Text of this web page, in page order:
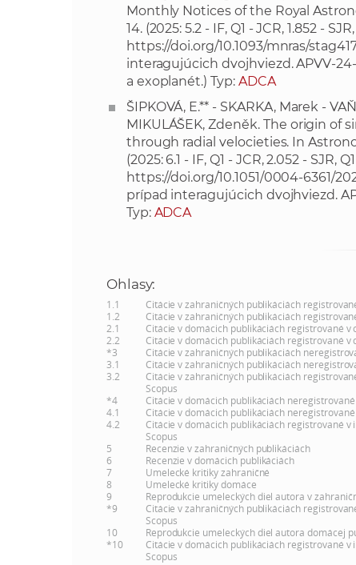
Monthly Notices of the Royal
14. (2025: 5.2 - IF, Q1 - JCR, 1.852 -
https://doi.org/10.1093/mnras/
interagujúcich dvojhviezd. APVV-
a exoplanét.) Typ: ADCA
ŠIPKOVÁ, E.** - SKARKA, Marek -
MIKULÁŠEK, Zdeněk. The origin of
through radial velocieties. In
(2025: 6.1 - IF, Q1 - JCR, 2.052 - SJR,
https://doi.org/10.1051/0004-6361/
prípad interagujúcich dvojhviezd.
Typ: ADCA
Ohlasy:
1.1
Citácie v zahraničných publikáciách
1.2
Citácie v zahraničných publikáciách
2.1
Citácie v domácich publikáciách registrované
2.2
Citácie v domácich publikáciách registrované v
*3
Citácie v zahraničných publikáciách
3.1
Citácie v zahraničných publikáciách
3.2
Citácie v zahraničných publikáciách
Scopus
*4
Citácie v domácich publikáciách
4.1
Citácie v domácich publikáciách
4.2
Citácie v domácich publikáciách registrované v
Scopus
5
Recenzie v zahraničných publikáciách
6
Recenzie v domácich publikáciách
7
Umelecké kritiky zahraničné
8
Umelecké kritiky domáce
9
Reprodukcie umeleckých diel autora v
*9
Citácie v zahraničných publikáciách
Scopus
10
Reprodukcie umeleckých diel autora domácej
*10
Citácie v domácich publikáciách registrované v
Scopus